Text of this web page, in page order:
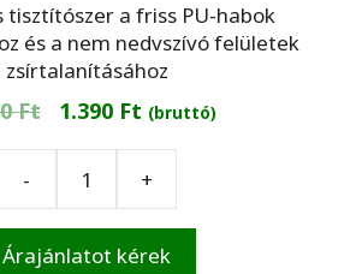
tisztítószer a friss PU-habok
és a nem nedvszívó felületek
zsírtalanításához
Ft
Original
was:
2.000 Ft.
1.390 FtCurrent
(bruttó)
-
PUR500
+
Árajánlatot kérek